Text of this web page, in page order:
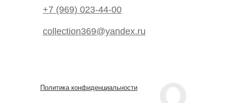
Политика конфиденциальности
+7 (969) 023-44-00
collection369@yandex.ru